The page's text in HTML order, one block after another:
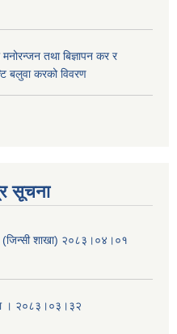
मनोरन्जन तथा बिज्ञापन कर र
बलुवा करको विवरण
सूचना
। (जिन्सी शाखा) २०८३।०४।०१
। २०८३।०३।३२